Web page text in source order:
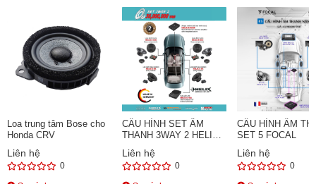
Loa trung tâm Bose cho
Honda CRV
Liên hệ
0
CẤU HÌNH SET ÂM
THANH 3WAY 2 HELIX
Liên hệ
0
CẤU HÌNH ÂM
SET 5 FOCAL
Liên hệ
0